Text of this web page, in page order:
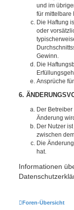
und im
für mittelbare
Die Haftung
oder
Gewinn.
Die
Ansprüche
6.
Der
Änderung
Der Nutzer
zwischen
Die
hat.
Informationen
Foren-Übersicht